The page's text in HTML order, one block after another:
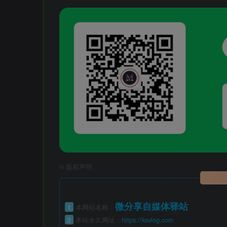
版权声明
1 本网站名称： 微分享自媒体驿站
2 本站永久网址： https://ksvlog.com